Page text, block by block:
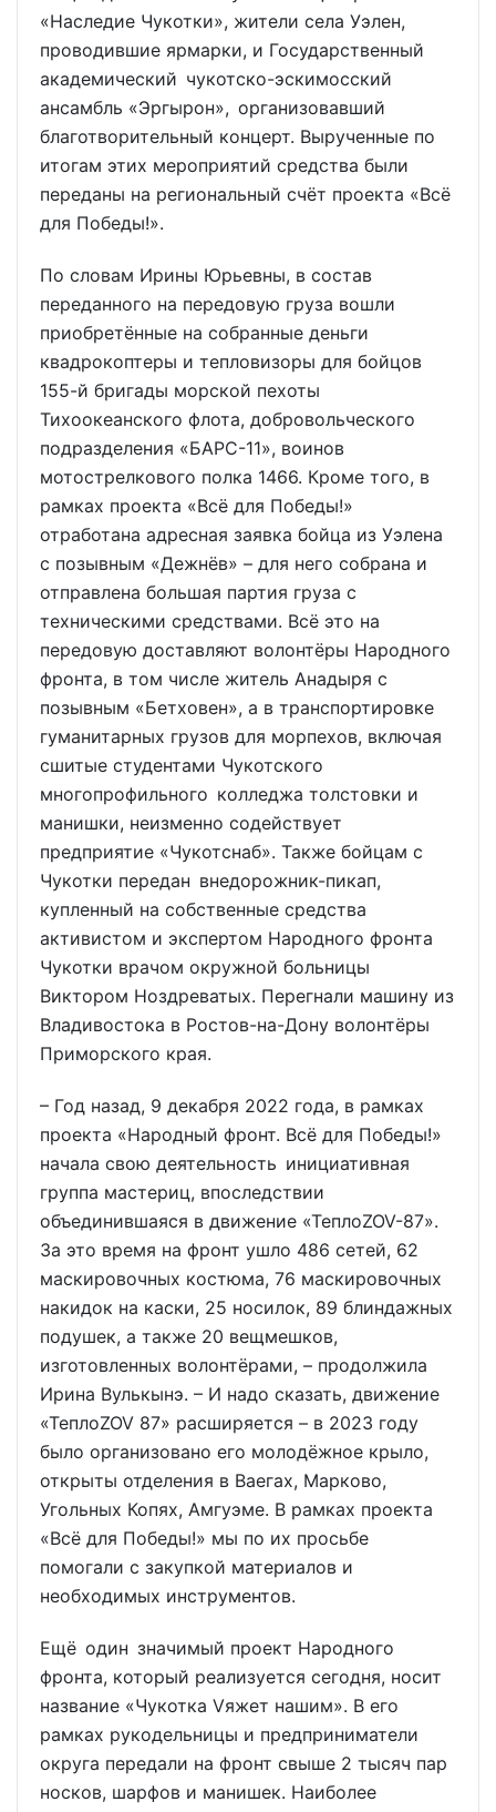
«Наследие Чукотки», жители села Уэлен,
проводившие ярмарки, и Государственный
академический чукотско-эскимосский
ансамбль «Эргырон», организовавший
благотворительный концерт. Вырученные по
итогам этих мероприятий средства были
переданы на региональный счёт проекта «Всё
для Победы!».
По словам Ирины Юрьевны, в состав
переданного на передовую груза вошли
приобретённые на собранные деньги
квадрокоптеры и тепловизоры для бойцов
155-й бригады морской пехоты
Тихоокеанского флота, добровольческого
подразделения «БАРС-11», воинов
мотострелкового полка 1466. Кроме того, в
рамках проекта «Всё для Победы!»
отработана адресная заявка бойца из Уэлена
с позывным «Дежнёв» – для него собрана и
отправлена большая партия груза с
техническими средствами. Всё это на
передовую доставляют волонтёры Народного
фронта, в том числе житель Анадыря с
позывным «Бетховен», а в транспортировке
гуманитарных грузов для морпехов, включая
сшитые студентами Чукотского
многопрофильного колледжа толстовки и
манишки, неизменно содействует
предприятие «Чукотснаб». Также бойцам с
Чукотки передан внедорожник-пикап,
купленный на собственные средства
активистом и экспертом Народного фронта
Чукотки врачом окружной больницы
Виктором Ноздреватых. Перегнали машину из
Владивостока в Ростов-на-Дону волонтёры
Приморского края.
– Год назад, 9 декабря 2022 года, в рамках
проекта «Народный фронт. Всё для Победы!»
начала свою деятельность инициативная
группа мастериц, впоследствии
объединившаяся в движение «ТеплоZOV-87».
За это время на фронт ушло 486 сетей, 62
маскировочных костюма, 76 маскировочных
накидок на каски, 25 носилок, 89 блиндажных
подушек, а также 20 вещмешков,
изготовленных волонтёрами, – продолжила
Ирина Вулькынэ. – И надо сказать, движение
«ТеплоZOV 87» расширяется – в 2023 году
было организовано его молодёжное крыло,
открыты отделения в Ваегах, Марково,
Угольных Копях, Амгуэме. В рамках проекта
«Всё для Победы!» мы по их просьбе
помогали с закупкой материалов и
необходимых инструментов.
Ещё один значимый проект Народного
фронта, который реализуется сегодня, носит
название «Чукотка Vяжет нашим». В его
рамках рукодельницы и предприниматели
округа передали на фронт свыше 2 тысяч пар
носков, шарфов и манишек. Наиболее